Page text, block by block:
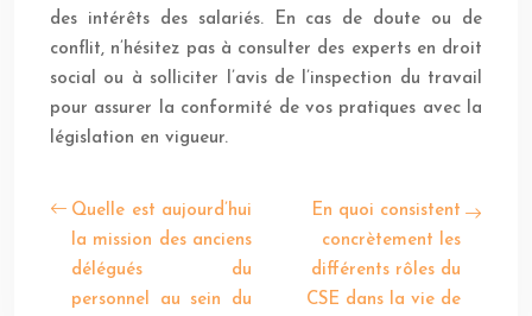
des intérêts des salariés. En cas de doute ou de
conflit, n’hésitez pas à consulter des experts en droit
social ou à solliciter l’avis de l’inspection du travail
pour assurer la conformité de vos pratiques avec la
législation en vigueur.
Quelle est aujourd’hui
la mission des anciens
délégués du
personnel au sein du
En quoi consistent
concrètement les
différents rôles du
CSE dans la vie de